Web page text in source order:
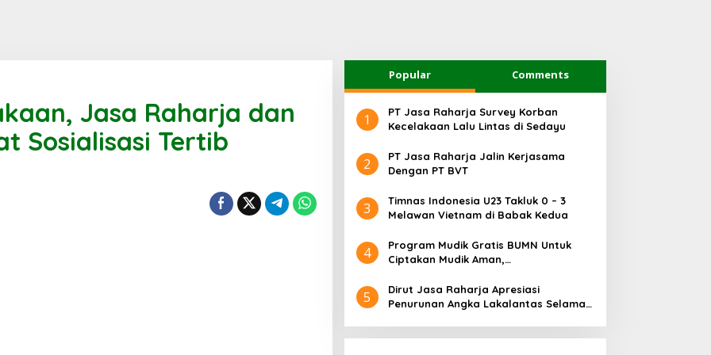
Jasa Raharja dan
Sosialisasi Tertib
Popular Comments
1
PT Jasa Raharja Survey Korban
Kecelakaan Lalu Lintas di Sedayu
2
PT Jasa Raharja Jalin Kerjasama
Dengan PT BVT
3
Timnas Indonesia U23 Takluk 0 – 3
Melawan Vietnam di Babak Kedua
4
Program Mudik Gratis BUMN Untuk
Ciptakan Mudik Aman,
5
Dirut Jasa Raharja Apresiasi
Penurunan Angka Lakalantas Selama